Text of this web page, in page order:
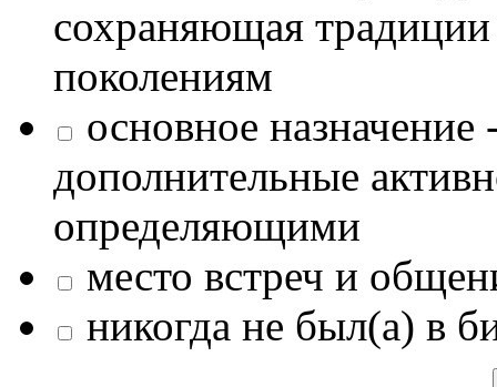
сохраняющая
поколениям
основное назначение
дополнительные
определяющими
место встреч и
никогда не был(а) в